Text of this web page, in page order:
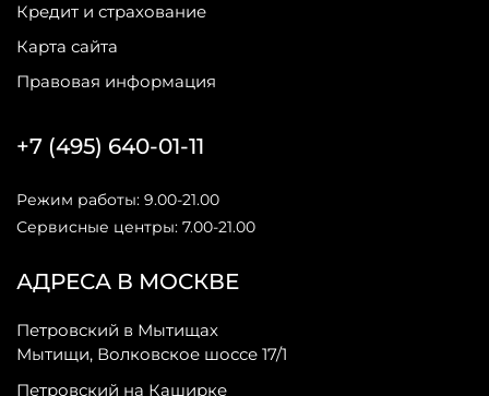
Кредит и страхование
Карта сайта
Правовая информация
АДРЕСА В МОСКВЕ
Петровский в Мытищах
Мытищи, Волковское шоссе 17/1
Петровский на Каширке
+7 (495) 640-01-11
Режим работы: 9.00-21.00
Сервисные центры: 7.00-21.00